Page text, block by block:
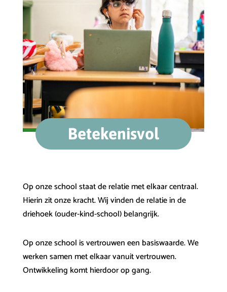
Betekenisvol
Op onze school staat de relatie met elkaar centraal.
Hierin zit onze kracht. Wij vinden de relatie in de
driehoek (ouder-kind-school) belangrijk.
Op onze school is vertrouwen een basiswaarde. We
werken samen met elkaar vanuit vertrouwen.
Ontwikkeling komt hierdoor op gang.